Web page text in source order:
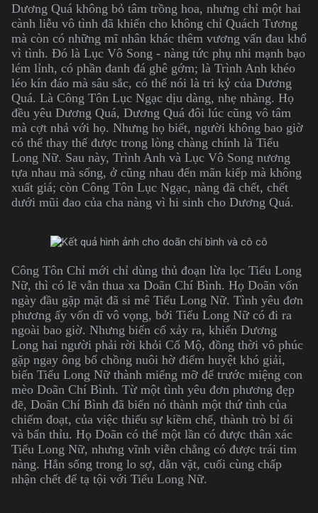
Dương Quá không bỏ tâm trồng hoa, nhưng chỉ một hai
cành liễu vô tình đã khiến cho không chỉ Quách Tương
mà còn có những mĩ nhân khác thêm vương vấn đau khổ
vì tình. Đó là Lục Vô Song - nàng tức phụ nhi mạnh bạo
lém lỉnh, có phần đanh đá ghê gớm; là Trình Anh khéo
léo kín đáo mà sâu sắc, có thể nói là tri kỷ của Dương
Quá. Là Công Tôn Lục Ngạc dịu dàng, nhẹ nhàng. Họ
đều yêu Dương Quá, Dương Quá đôi lúc cũng vô tâm
mà cợt nhả với họ. Nhưng họ biết, người không bao giờ
có thể thay thế được trong lòng chàng chính là Tiểu
Long Nữ. Sau này, Trình Anh và Lục Vô Song nương
tựa nhau mà sống, ở cũng nhau đến mãn kiếp mà không
xuất giá; còn Công Tôn Lục Ngạc, nàng đã chết, chết
dưới mũi đao của cha nàng vì hi sinh cho Dương Quá.
Công Tôn Chỉ mới chỉ dùng thủ đoạn lừa lọc Tiểu Long
Nữ, thì có lẽ vẫn thua xa Doãn Chí Bình. Họ Doãn vốn
ngày đầu gặp mặt đã si mê Tiểu Long Nữ. Tình yêu đơn
phương ấy vốn dĩ vô vọng, bởi Tiểu Long Nữ có đi ra
ngoài bao giờ. Nhưng biến cố xảy ra, khiến Dương
Long hai người phải rời khỏi Cổ Mộ, đồng thời vô phúc
gặp ngay ông bố chồng nuôi hờ điểm huyệt khó giải,
biến Tiểu Long Nữ thành miếng mỡ để trước miệng con
mèo Doãn Chí Bình. Từ một tình yêu đơn phương đẹp
đẽ, Doãn Chí Bình đã biến nó thành một thứ tình của
chiếm đoạt, của việc thiếu sự kiềm chế, thành trò bỉ ổi
và bẩn thỉu. Họ Doãn có thể một lần có được thân xác
Tiểu Long Nữ, nhưng vĩnh viễn chẳng có được trái tim
nàng. Hắn sống trong lo sợ, dằn vặt, cuối cùng chấp
nhận chết để tạ tội với Tiểu Long Nữ.